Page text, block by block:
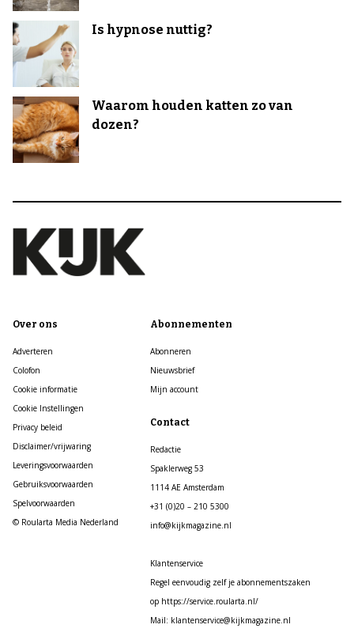
Is hypnose nuttig?
Waarom houden katten zo van
dozen?
Over ons
Adverteren
Colofon
Cookie informatie
Cookie Instellingen
Privacy beleid
Disclaimer/vrijwaring
Leveringsvoorwaarden
Gebruiksvoorwaarden
Spelvoorwaarden
© Roularta Media Nederland
Abonnementen
Abonneren
Nieuwsbrief
Mijn account
Contact
Redactie
Spaklerweg 53
1114 AE Amsterdam
+31 (0)20 – 210 5300
info@kijkmagazine.nl
Klantenservice
Regel eenvoudig zelf je abonnementszaken
op https://service.roularta.nl/
Mail: klantenservice@kijkmagazine.nl